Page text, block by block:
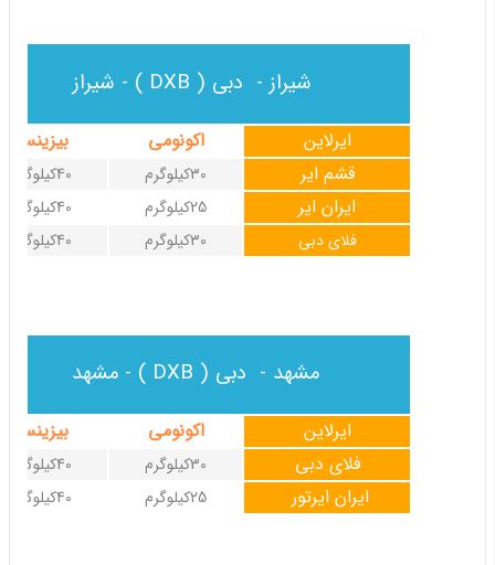
شیراز - دبی ( DXB ) - شیراز
بیزینس اکونومی ایرلاین
40کیلوگرم 30کیلوگرم قشم ایر
40کیلوگرم 25کیلوگرم ایران ایر
40کیلوگرم 30کیلوگرم فلای دبی
مشهد - دبی ( DXB ) - مشهد
بیزینس اکونومی ایرلاین
40کیلوگرم 30کیلوگرم فلای دبی
40کیلوگرم 25کیلوگرم ایران ایرتور